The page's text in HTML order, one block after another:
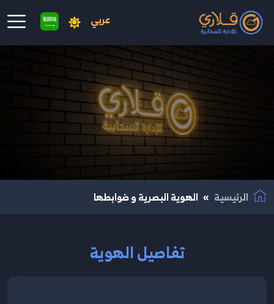
عربي
انتقال إلى المحتوى الرئيسي
الرئيسية الهوية البصرية و ضوابطها
تفاصيل الهوية